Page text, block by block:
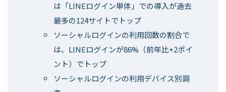
は「LINEログイン単体」での導入が過去
最多の124サイトでトップ
ソーシャルログインの利用回数の割合で
は、LINEログインが86%（前年比+2ポイ
ント）でトップ
ソーシャルログインの利用デバイス別調